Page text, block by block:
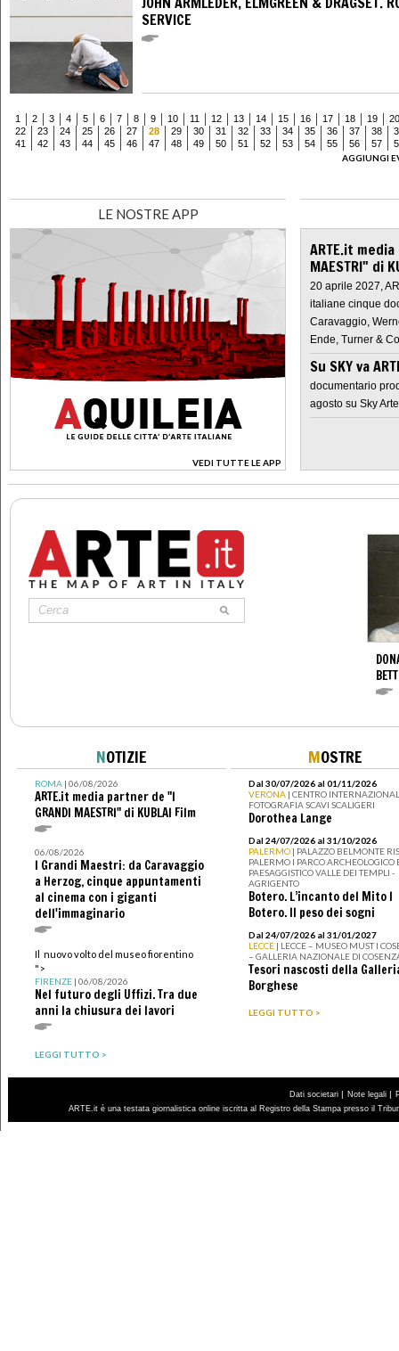
SERVICE
1 2 3 4 5 6 7 8 9 10 11 12 13 14 15 16 17 18 19
20
22
23 24 25 26 27 28 29 30 31 32 33 34 35 36 37 38
41
42 43 44 45 46 47 48 49 50 51 52 53 54 55 56 57
AGGIUNGI
LE NOSTRE APP
VEDI TUTTE LE APP
>
ARTE.it
MAESTRI" di
20 aprile 2027,
italiane cinque
Caravaggio,
Ende, Turner &
Su SKY va
documentario
agosto su Sky Arte
NOTIZIE
ROMA| 06/08/2026
ARTE.it media partner de "I
GRANDI MAESTRI" di KUBLAI Film
06/08/2026
I Grandi Maestri: da Caravaggio
a Herzog, cinque appuntamenti
al cinema con i giganti
dell'immaginario
Il nuovo volto del museo fiorentino
">
FIRENZE| 06/08/2026
Nel futuro degli Uffizi. Tra due
anni la chiusura dei lavori
LEGGI TUTTO >
MOSTRE
Dal 30/07/2026 al 01/11/2026
VERONA | CENTRO
FOTOGRAFIA SCAVI SCALIGERI
Dorothea Lange
Dal 24/07/2026 al 31/10/2026
PALERMO | PALAZZO BELMONTE
PALERMO I PARCO ARCHEOLOGICO
PAESAGGISTICO VALLE DEI TEMPLI -
AGRIGENTO
Botero. L’incanto del Mito I
Botero. Il peso dei sogni
Dal 24/07/2026 al 31/01/2027
LECCE | LECCE – MUSEO MUST I
– GALLERIA NAZIONALE DI
Tesori nascosti della
Borghese
LEGGI TUTTO >
Dati societari | Note legali |
ARTE.it è una testata giornalistica online iscritta al Registro della Stampa presso il